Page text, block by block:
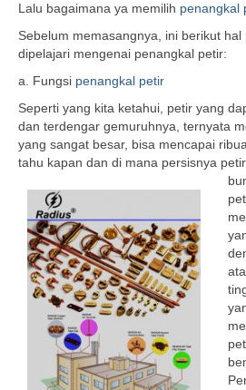
Lalu bagaimana ya memilih penangkal
Sebelum memasangnya, ini berikut
dipelajari mengenai penangkal petir:
a. Fungsi penangkal petir
Seperti yang kita ketahui, petir yang
dan terdengar gemuruhnya, ternyata
yang sangat besar, bisa mencapai
tahu kapan dan di mana persisnya